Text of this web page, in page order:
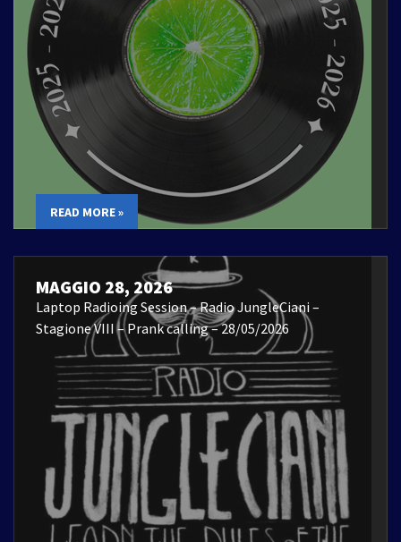
READ MORE »
MAGGIO 28, 2026
Laptop Radioing Session – Radio JungleCiani –
Stagione VIII – Prank calling – 28/05/2026